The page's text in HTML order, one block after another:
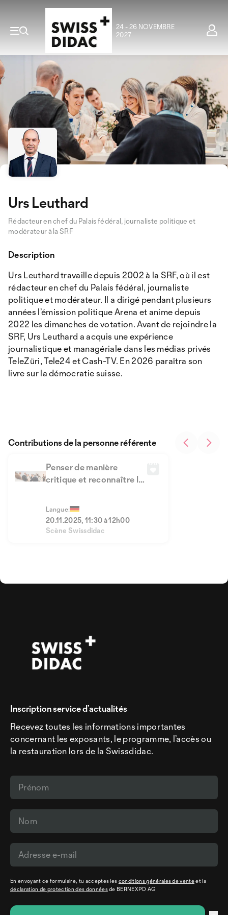
24 - 26 NOVEMBRE
2027
Urs Leuthard
Rédacteur en chef du Palais fédéral, journaliste politique et
modérateur à la SRF
Description
Urs Leuthard travaille depuis 2002 à la SRF, où il est
rédacteur en chef du Palais fédéral, journaliste
politique et modérateur. Il a dirigé pendant plusieurs
années l’émission politique Arena et anime depuis
2022 les dimanches de votation. Avant de rejoindre la
SRF, Urs Leuthard a acquis une expérience
journalistique et managériale dans les médias privés
TeleZüri, Tele24 et Cash-TV. En 2026 paraîtra son
livre sur la démocratie suisse.
Penser de manière
critique et reconnaître les
Langue:
20.11.2025, 11:30 à 12h00
Scène Swissdidac
Contributions de la personne référente
Inscription service d’actualités
Recevez toutes les informations importantes
concernant les exposants, le programme, l’accès ou
la restauration lors de la Swissdidac.
En envoyant ce formulaire, tu acceptes les conditions générales de venteet la
déclaration de protection des donnéesde BERNEXPO AG